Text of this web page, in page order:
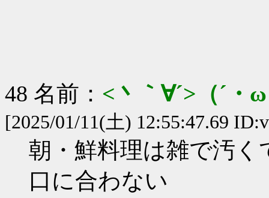
48 名前： <丶｀∀´>（´
[2025/01/11(土) 12:55:47.69
朝・鮮料理は雑で汚
口に合わない